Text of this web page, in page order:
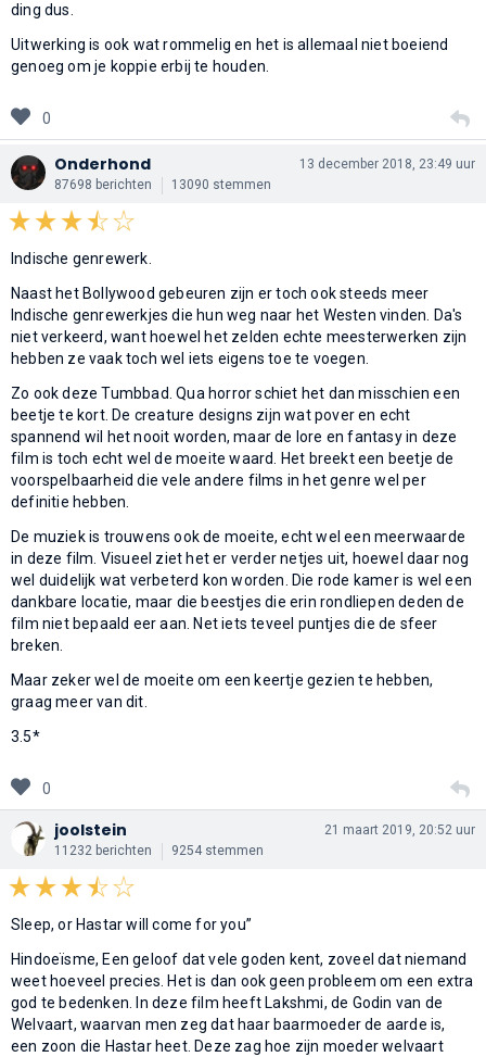
ding dus.
Uitwerking is ook wat rommelig en het is allemaal niet boeiend
genoeg om je koppie erbij te houden.
0
Onderhond
87698 berichten 13090 stemmen
13 december 2018, 23:49 uur
Indische genrewerk.
Naast het Bollywood gebeuren zijn er toch ook steeds meer
Indische genrewerkjes die hun weg naar het Westen vinden. Da's
niet verkeerd, want hoewel het zelden echte meesterwerken zijn
hebben ze vaak toch wel iets eigens toe te voegen.
Zo ook deze Tumbbad. Qua horror schiet het dan misschien een
beetje te kort. De creature designs zijn wat pover en echt
spannend wil het nooit worden, maar de lore en fantasy in deze
film is toch echt wel de moeite waard. Het breekt een beetje de
voorspelbaarheid die vele andere films in het genre wel per
definitie hebben.
De muziek is trouwens ook de moeite, echt wel een meerwaarde
in deze film. Visueel ziet het er verder netjes uit, hoewel daar nog
wel duidelijk wat verbeterd kon worden. Die rode kamer is wel een
dankbare locatie, maar die beestjes die erin rondliepen deden de
film niet bepaald eer aan. Net iets teveel puntjes die de sfeer
breken.
Maar zeker wel de moeite om een keertje gezien te hebben,
graag meer van dit.
3.5*
0
joolstein
11232 berichten 9254 stemmen
21 maart 2019, 20:52 uur
Sleep, or Hastar will come for you”
Hindoeïsme, Een geloof dat vele goden kent, zoveel dat niemand
weet hoeveel precies. Het is dan ook geen probleem om een extra
god te bedenken. In deze film heeft Lakshmi, de Godin van de
Welvaart, waarvan men zeg dat haar baarmoeder de aarde is,
een zoon die Hastar heet. Deze zag hoe zijn moeder welvaart